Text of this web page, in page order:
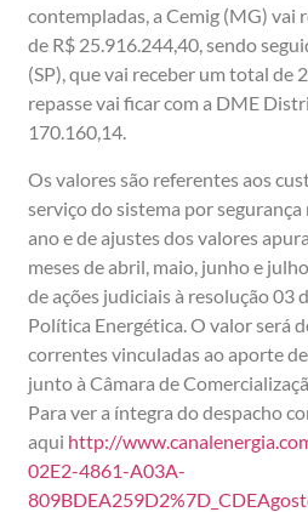
contempladas, a Cemig (MG) vai
de R$ 25.916.244,40, sendo
(SP), que vai receber um total de
repasse vai ficar com a DME
170.160,14.
Os valores são referentes aos
serviço do sistema por
ano e de ajustes dos valores
meses de abril, maio, junho e
de ações judiciais à resolução 03
Política Energética. O valor será
correntes vinculadas ao aporte
junto à Câmara de
Para ver a íntegra do despacho
aqui http://
02E2-4861-A03A-